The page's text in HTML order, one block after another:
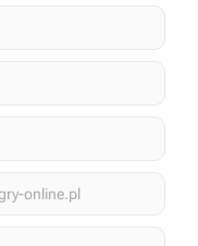
online.pl